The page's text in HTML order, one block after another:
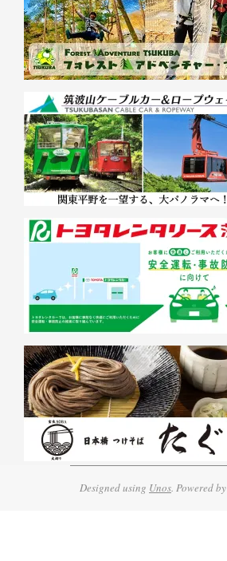
Designed using Unos. Powered by